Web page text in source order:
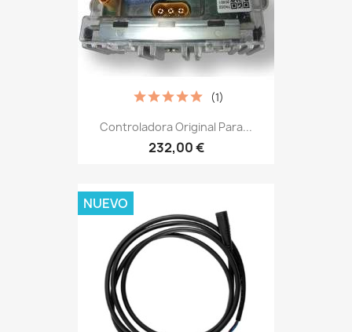
Controladora Original Para...
232,00 €
(1)
NUEVO